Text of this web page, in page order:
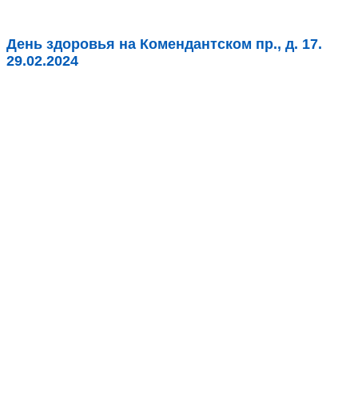
День здоровья на Комендантском пр., д. 17.
29.02.2024